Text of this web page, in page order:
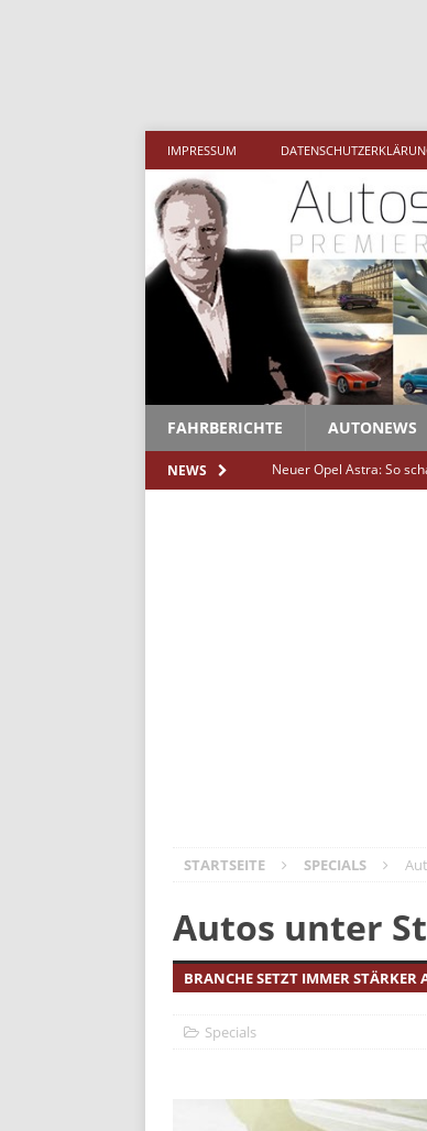
IMPRESSUM
FAHRBERICHTE AUTONEWS
NEWS Neuer Opel Astra: So
STARTSEITE SPECIALS
Autos unter
BRANCHE SETZT IMMER STÄRKER
Specials